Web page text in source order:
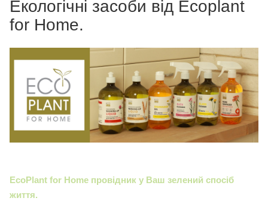
Екологічні засоби від Ecoplant
for Homе.
EcoPlant for Homе провідник у Ваш зелений спосіб
життя.